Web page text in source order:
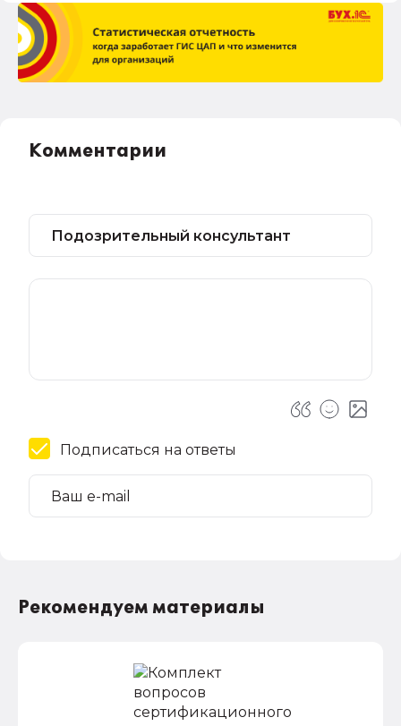
Комментарии
Подписаться на ответы
Рекомендуем материалы